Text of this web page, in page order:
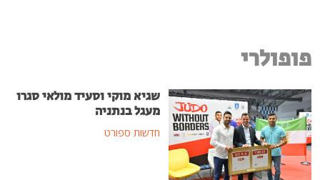
פופולרי
שגיא מוקי וסעיד מולאי סגרו
מעגל בנתניה
חדשות ספורט